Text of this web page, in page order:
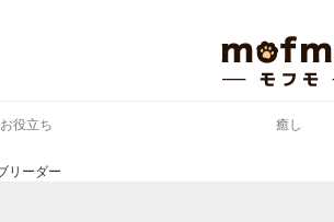
お役立ち 癒し
リーダー